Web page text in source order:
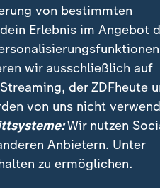
Der Vater, der als
und die
Jahre später konnte
Bruch mit dem
Jahre, bis er
aber nie, sagt er.
von bestimmten
Erlebnis im Angebot
wir ausschließlich auf
der ZDFheute
von uns nicht
Wir nutzen
Anbietern. Unter
zu ermöglichen.